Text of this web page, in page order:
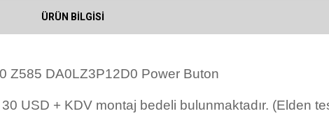
ÜRÜN BİLGİSİ
Z585 DA0LZ3P12D0 Power Buton
USD + KDV montaj bedeli bulunmaktadır. (Elden